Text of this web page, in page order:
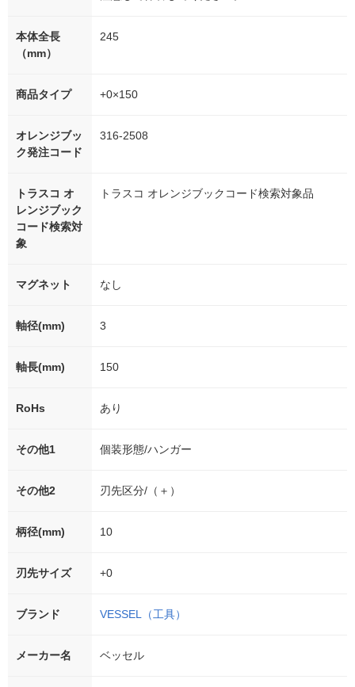
本体全長
（mm）
245
商品タイプ +0×150
オレンジブッ
ク発注コード
316-2508
トラスコ オ
レンジブック
コード検索対
象
トラスコ オレンジブックコード検索対象品
マグネット なし
軸径(mm) 3
軸長(mm) 150
RoHs あり
その他1 個装形態/ハンガー
その他2 刃先区分/（＋）
柄径(mm) 10
刃先サイズ +0
ブランド VESSEL（工具）
メーカー名 ベッセル